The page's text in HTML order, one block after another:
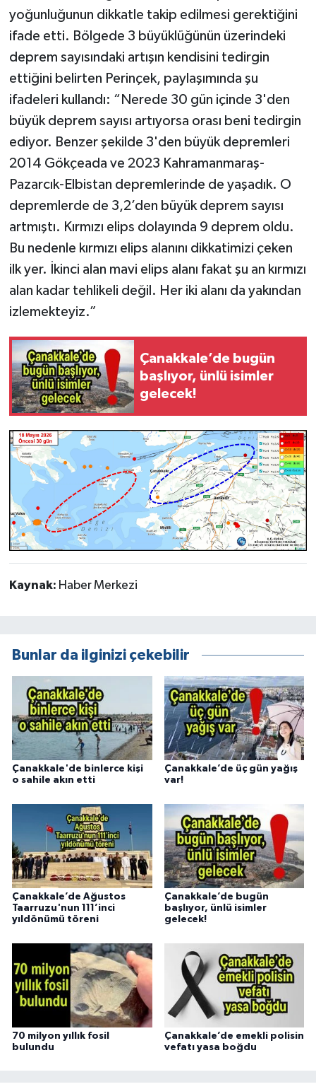
yoğunluğunun dikkatle takip edilmesi gerektiğini
ifade etti. Bölgede 3 büyüklüğünün üzerindeki
deprem sayısındaki artışın kendisini tedirgin
ettiğini belirten Perinçek, paylaşımında şu
ifadeleri kullandı: “Nerede 30 gün içinde 3'den
büyük deprem sayısı artıyorsa orası beni tedirgin
ediyor. Benzer şekilde 3'den büyük depremleri
2014 Gökçeada ve 2023 Kahramanmaraş-
Pazarcık-Elbistan depremlerinde de yaşadık. O
depremlerde de 3,2’den büyük deprem sayısı
artmıştı. Kırmızı elips dolayında 9 deprem oldu.
Bu nedenle kırmızı elips alanını dikkatimizi çeken
ilk yer. İkinci alan mavi elips alanı fakat şu an kırmızı
alan kadar tehlikeli değil. Her iki alanı da yakından
izlemekteyiz.”
Çanakkale’de bugün
başlıyor, ünlü isimler
gelecek!
Kaynak: Haber Merkezi
Bunlar da ilginizi çekebilir
Çanakkale'de binlerce kişi
o sahile akın etti
Çanakkale’de üç gün yağış
var!
Çanakkale’de Ağustos
Taarruzu'nun 111’inci
yıldönümü töreni
Çanakkale’de bugün
başlıyor, ünlü isimler
gelecek!
70 milyon yıllık fosil
bulundu
Çanakkale’de emekli polisin
vefatı yasa boğdu